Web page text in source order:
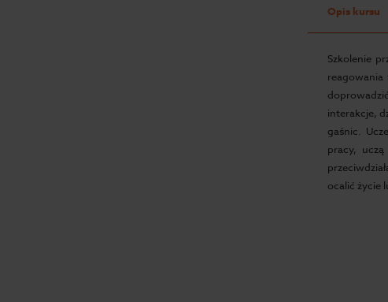
Opis kursu
Szkolenie
interakcje,
gaśnic.
pracy,
ocalić życie